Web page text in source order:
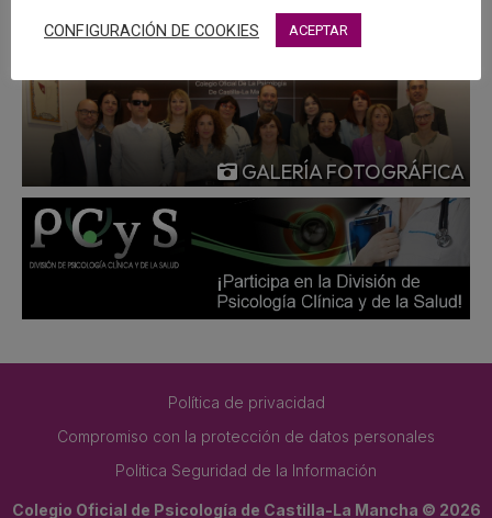
procedimiento a la persona
GALERÍA FOTOGRÁFICA
Política de privacidad
Compromiso con la protección de datos personales
Politica Seguridad de la Información
Colegio Oficial de Psicología de Castilla-La Mancha © 2026
CONFIGURACIÓN DE COOKIES ACEPTAR